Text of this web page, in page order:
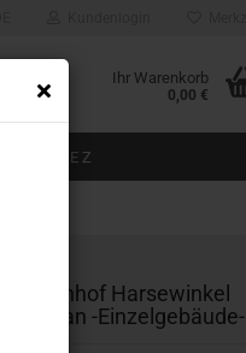
Ihr Warenkorb
0,00 €
BAUGRÖSSE Z
Bahn­hof Har­se­win­kel
-​Einzelgebäude-